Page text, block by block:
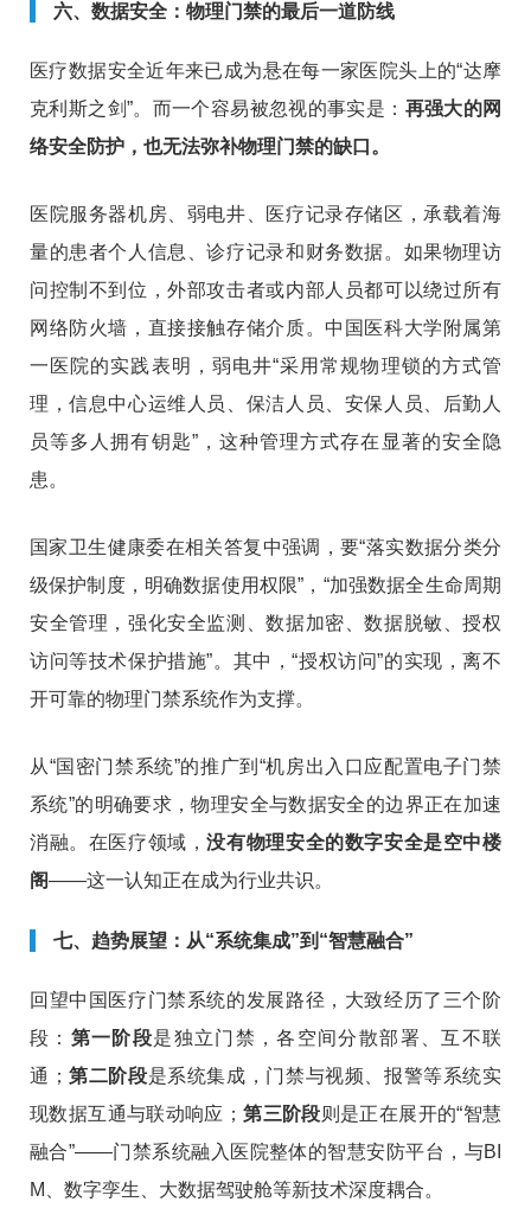
六、数据安全：物理门禁的最后一道防线
医疗数据安全近年来已成为悬在每一家医院头上的“达摩
克利斯之剑”。而一个容易被忽视的事实是： 再强大的网
络安全防护，也无法弥补物理门禁的缺口。
医院服务器机房、弱电井、医疗记录存储区，承载着海
量的患者个人信息、诊疗记录和财务数据。如果物理访
问控制不到位，外部攻击者或内部人员都可以绕过所有
网络防火墙，直接接触存储介质。中国医科大学附属第
一医院的实践表明，弱电井“采用常规物理锁的方式管
理，信息中心运维人员、保洁人员、安保人员、后勤人
员等多人拥有钥匙”，这种管理方式存在显著的安全隐
患。
国家卫生健康委在相关答复中强调，要“落实数据分类分
级保护制度，明确数据使用权限”，“加强数据全生命周期
安全管理，强化安全监测、数据加密、数据脱敏、授权
访问等技术保护措施”。其中，“授权访问”的实现，离不
开可靠的物理门禁系统作为支撑。
从“国密门禁系统”的推广到“机房出入口应配置电子门禁
系统”的明确要求，物理安全与数据安全的边界正在加速
消融。在医疗领域，没有物理安全的数字安全是空中楼
阁——这一认知正在成为行业共识。
七、趋势展望：从“系统集成”到“智慧融合”
回望中国医疗门禁系统的发展路径，大致经历了三个阶
段： 第一阶段是独立门禁，各空间分散部署、互不联
通； 第二阶段是系统集成，门禁与视频、报警等系统实
现数据互通与联动响应； 第三阶段则是正在展开的“智慧
融合”——门禁系统融入医院整体的智慧安防平台，与BI
M、数字孪生、大数据驾驶舱等新技术深度耦合。